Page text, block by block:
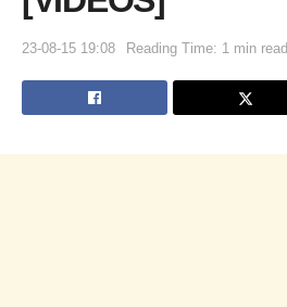
23-08-15 19:08 Reading Time: 1 min read